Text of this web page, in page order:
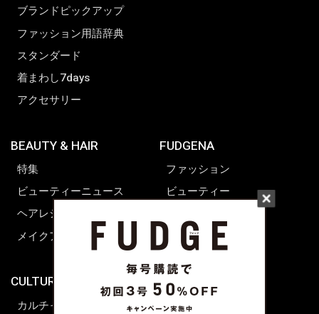
ブランドピックアップ
ファッション用語辞典
スタンダード
着まわし7days
アクセサリー
BEAUTY & HAIR
特集
ビューティーニュース
ヘアレシピ ストーリーズ
メイクアップティップス
CULTURE & LIFE
カルチャー
FUDGENA
ファッション
ビューティー
ライフスタイル